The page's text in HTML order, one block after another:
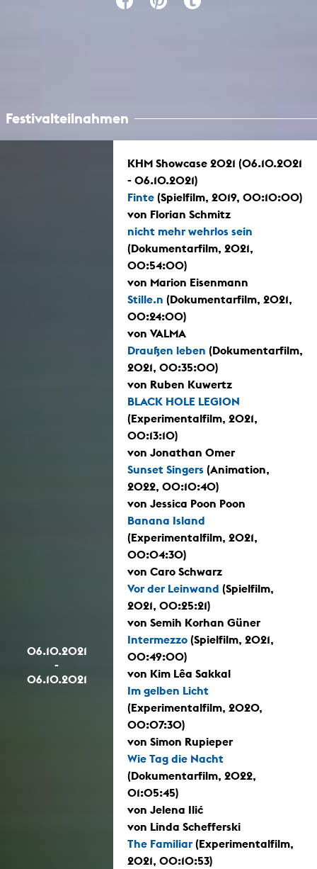
Festivalteilnahmen
06.10.2021
-
06.10.2021
KHM Showcase 2021 (06.10.2021
- 06.10.2021)
Finte (Spielfilm, 2019, 00:10:00)
von Florian Schmitz
nicht mehr wehrlos sein
(Dokumentarfilm, 2021,
00:54:00)
von Marion Eisenmann
Stille.n (Dokumentarfilm, 2021,
00:24:00)
von VALMA
Draußen leben (Dokumentarfilm,
2021, 00:35:00)
von Ruben Kuwertz
BLACK HOLE LEGION
(Experimentalfilm, 2021,
00:13:10)
von Jonathan Omer
Sunset Singers (Animation,
2022, 00:10:40)
von Jessica Poon Poon
Banana Island
(Experimentalfilm, 2021,
00:04:30)
von Caro Schwarz
Vor der Leinwand (Spielfilm,
2021, 00:25:21)
von Semih Korhan Güner
Intermezzo (Spielfilm, 2021,
00:49:00)
von Kim Lêa Sakkal
Im gelben Licht
(Experimentalfilm, 2020,
00:07:30)
von Simon Rupieper
Wie Tag die Nacht
(Dokumentarfilm, 2022,
01:05:45)
von Jelena Ilić
von Linda Schefferski
The Familiar (Experimentalfilm,
2021, 00:10:53)